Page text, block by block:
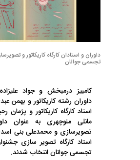
داوران و استادان کارگاه کاریکاتور و
تجسمی جوانان
کامبیز درمبخش و جواد
داوران رشته کاریکاتور و بهمن
استاد کارگاه کاریکاتور و پژمان
مانلی منوچهری به عنوان
تصویرسازی و محمدعلی بنی
استاد کارگاه تصویر سازی
تجسمی جوانان انتخاب شدند.